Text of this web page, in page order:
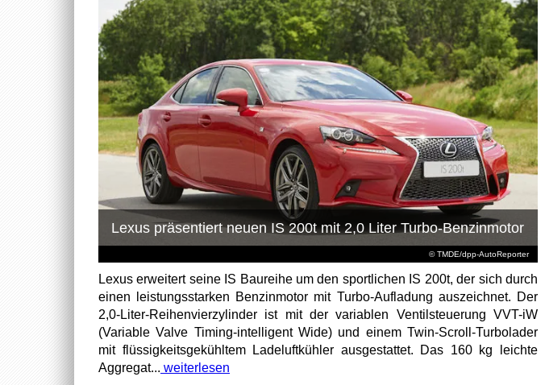
© TMDE/dpp-AutoReporter
Lexus präsentiert neuen IS 200t mit 2,0 Liter Turbo-Benzinmotor
Lexus erweitert seine IS Baureihe um den sportlichen IS 200t, der sich durch
einen leistungsstarken Benzinmotor mit Turbo-Aufladung auszeichnet. Der
2,0-Liter-Reihenvierzylinder ist mit der variablen Ventilsteuerung VVT-iW
(Variable Valve Timing-intelligent Wide) und einem Twin-Scroll-Turbolader
mit flüssigkeitsgekühltem Ladeluftkühler ausgestattet. Das 160 kg leichte
Aggregat... weiterlesen